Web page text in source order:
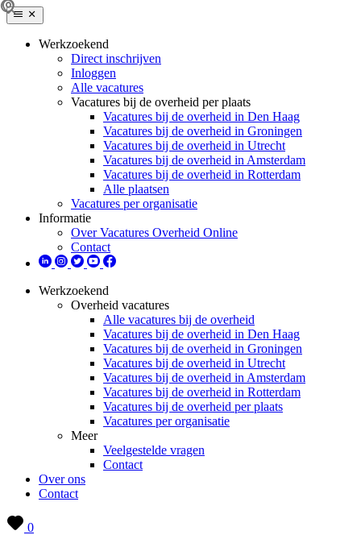
Werkzoekend
Direct inschrijven
Inloggen
Alle vacatures
Vacatures bij de overheid per plaats
Vacatures bij de overheid in Den Haag
Vacatures bij de overheid in Groningen
Vacatures bij de overheid in Utrecht
Vacatures bij de overheid in Amsterdam
Vacatures bij de overheid in Rotterdam
Alle plaatsen
Vacatures per organisatie
Informatie
Over Vacatures Overheid Online
Contact
Werkzoekend
Overheid vacatures
Alle vacatures bij de overheid
Vacatures bij de overheid in Den Haag
Vacatures bij de overheid in Groningen
Vacatures bij de overheid in Utrecht
Vacatures bij de overheid in Amsterdam
Vacatures bij de overheid in Rotterdam
Vacatures bij de overheid per plaats
Vacatures per organisatie
Meer
Veelgestelde vragen
Contact
Over ons
Contact
0